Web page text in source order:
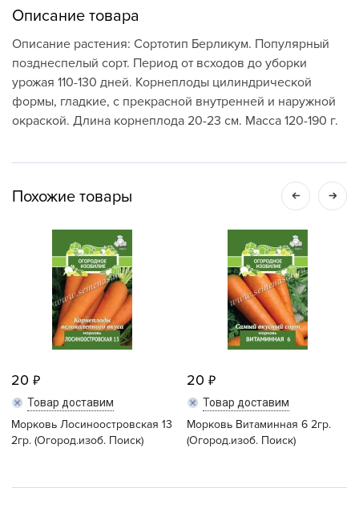
Описание товара
Описание растения: Сортотип Берликум. Популярный
позднеспелый сорт. Период от всходов до уборки
урожая 110-130 дней. Корнеплоды цилиндрической
формы, гладкие, с прекрасной внутренней и наружной
окраской. Длина корнеплода 20-23 см. Масса 120-190 г.
Похожие товары
20
Товар доставим
Морковь Лосиноостровская 13
2гр. (Огород.изоб. Поиск)
20
Товар доставим
Морковь Витаминная 6 2гр.
(Огород.изоб. Поиск)